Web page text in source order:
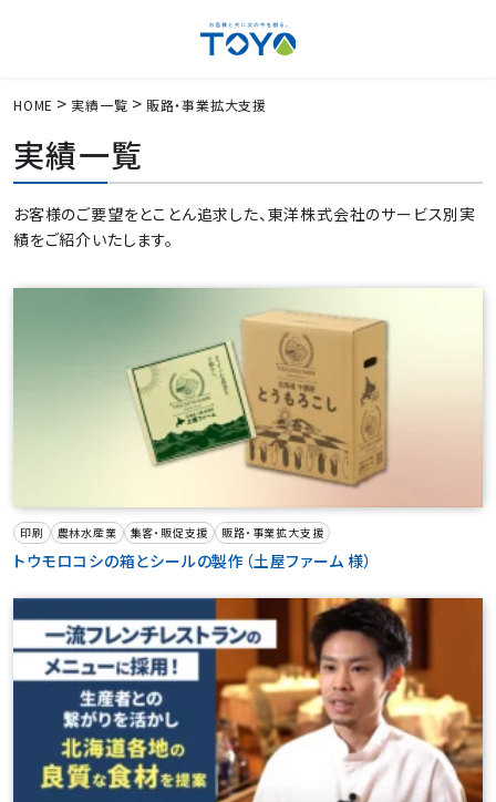
HOME 実績一覧 販路・事業拡大支援
実績一覧
お客様のご要望をとことん追求した、東洋株式会社のサービス別実
績をご紹介いたします。
印刷 農林水産業 集客・販促支援 販路・事業拡大支援
トウモロコシの箱とシールの製作（土屋ファーム 様）